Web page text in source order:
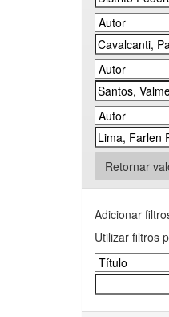
Retornar
Adicionar
Utilizar filtros